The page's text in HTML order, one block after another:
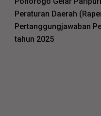
Peraturan Daerah
Pertanggungjawaban
tahun 2025